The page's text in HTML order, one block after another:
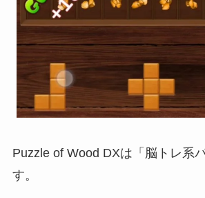
Puzzle of Wood DXは「脳トレ系
す。